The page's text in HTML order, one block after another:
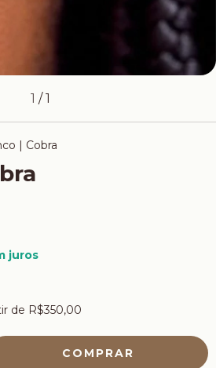
1 /1
| Cobra
juros
de R$350,00